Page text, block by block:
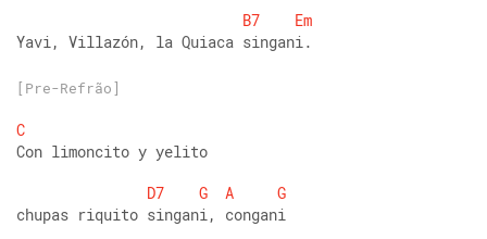
B7
Em
Yavi, Villazón, la Quiaca singani.
[Pre-Refrão]
C
Con limoncito y yelito
D7
G A
G
chupas riquito singani, congani